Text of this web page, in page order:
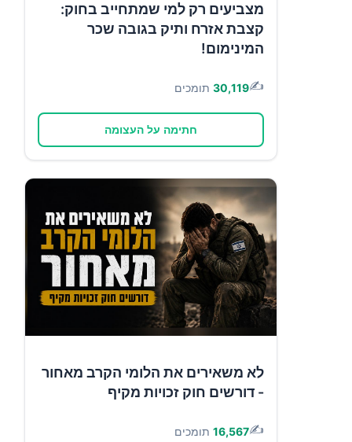
מצביעים רק למי שמתחייב בחוק:
קצבת אזרח ותיק בגובה שכר
המינימום!
✍️
30,119 תומכים
חתימה על העצומה
לא משאירים את הלומי הקרב מאחור
- דורשים חוק זכויות מקיף
✍️
16,567 תומכים